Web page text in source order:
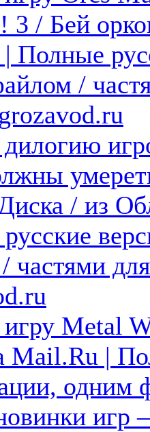
3 / Бей
Полные
/
дилогию
/ из
частями
игру Metal
Mail.Ru |
одним